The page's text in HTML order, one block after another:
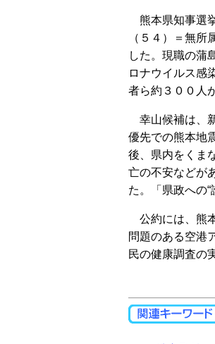
熊本県知事選
（５４）＝無所
した。現職の蒲
ロナウイルス感
者ら約３００人
幸山候補は、
優先での熊本地
後、県内をくま
亡の不安などが
た。「県政への“
公約には、熊
問題のある空港
民の健康調査の